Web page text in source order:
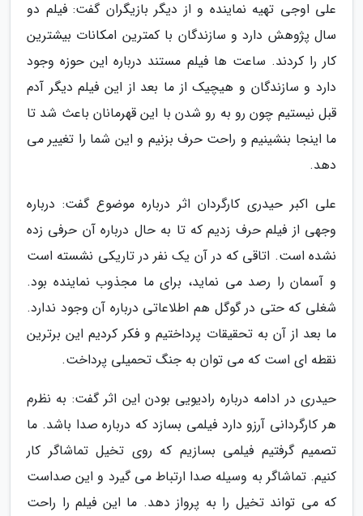
علی اوجی تهیه نماینده و از دیگر بازیگران گفت: فیلم دو
سال پژوهش دارد و سازندگان با کمترین امکانات بیشترین
کار را کردند. ساعت ها فیلم مستند درباره این حوزه وجود
دارد و سازندگان و هیچیک از ما بعد از این فیلم دیگر آدم
قبل نیستیم چون رو به رو شدن با این قهرمانان باعث شد تا
ما اینجا بنشینیم و راحت حرف بزنیم و این شما را تغییر می
دهد.
علی اکبر حیدری کارگردان اثر درباره موضوع گفت: درباره
وجهی از فیلم حرف زدیم که تا به حال درباره آن حرفی زده
نشده است. اتاقی که در آن یک نفر در تاریکی نشسته است
و آسمان را رصد می نماید، برای ما مجذوب نماینده بود.
شغلی که حتی در گوگل هم اطلاعاتی درباره آن وجود ندارد.
ما بعد از آن به تحقیقات پرداختیم و فکر کردیم این برترین
نقطه ای است که می توان به جنگ تحمیلی پرداخت.
حیدری در ادامه درباره رادیویی بودن این اثر گفت: به نظرم
هر کارگردانی آرزو دارد فیلمی بسازد که درباره صدا باشد. ما
تصمیم گرفتیم فیلمی بسازیم که روی تخیل تماشاگر کار
کنیم. تماشاگر به وسیله صدا ارتباط می گیرد و این صداست
که می تواند تخیل را به پرواز دهد. ما این فیلم را راحت